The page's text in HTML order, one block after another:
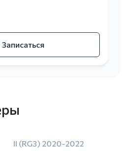
Записаться
II (RG3) 2020-2022